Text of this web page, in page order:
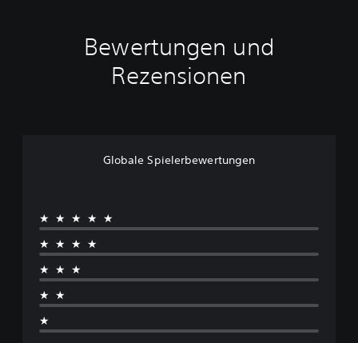
Bewertungen und
Rezensionen
Globale Spielerbewertungen
★★★★★
★★★★
★★★
★★
★